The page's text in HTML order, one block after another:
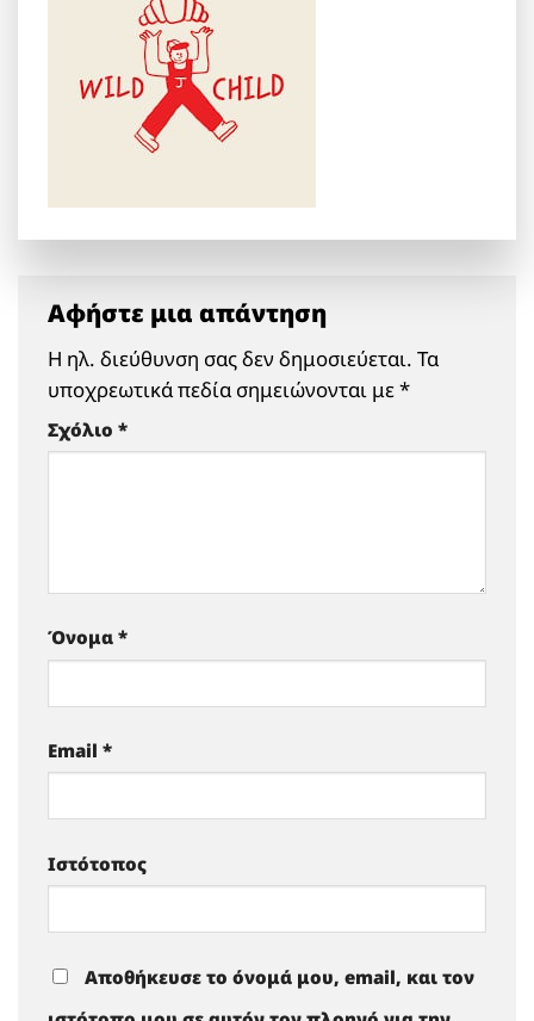
Αφήστε μια απάντηση
Η ηλ. διεύθυνση σας δεν δημοσιεύεται. Τα
υποχρεωτικά πεδία σημειώνονται με*
Σχόλιο *
Όνομα *
Email *
Ιστότοπος
Αποθήκευσε το όνομά μου, email, και τον